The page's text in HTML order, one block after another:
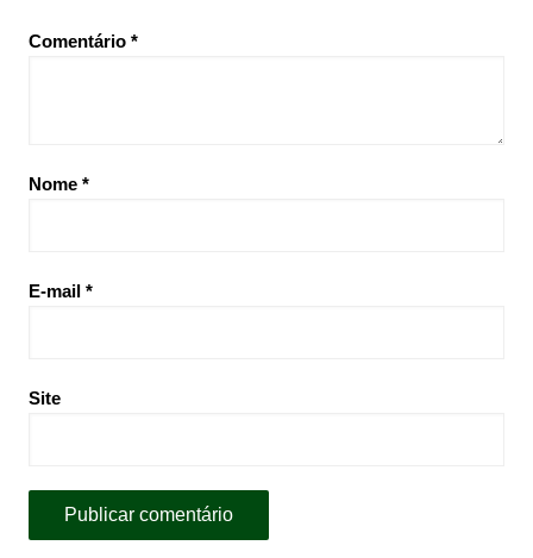
Comentário *
Nome *
E-mail *
Site